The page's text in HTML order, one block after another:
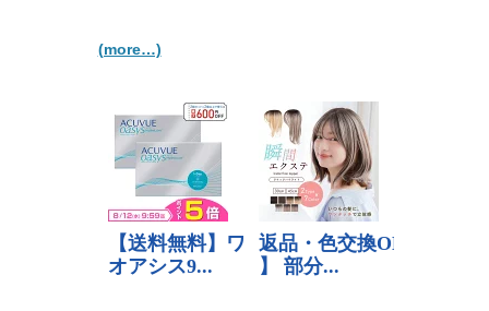
(more…)